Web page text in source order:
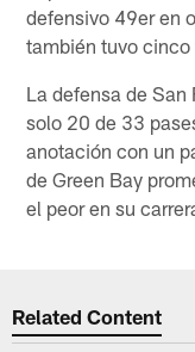
defensivo 49er en
también tuvo
La defensa de San
solo 20 de 33
anotación con un
de Green Bay
el peor en su
Related Content